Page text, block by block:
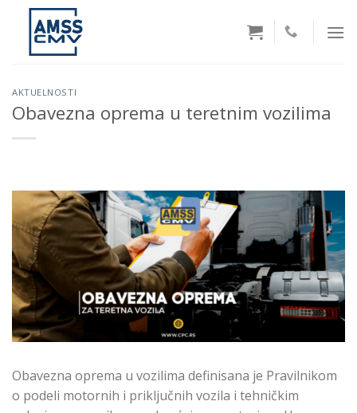
content
AKTUELNOSTI
Obavezna oprema u teretnim vozilima
Obavezna oprema u vozilima definisana je Pravilnikom
o podeli motornih i priključnih vozila i tehničkim